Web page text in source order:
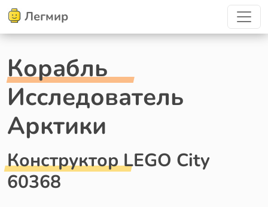
Легмир
Корабль
Исследователь
Арктики
Конструктор LEGO City
60368